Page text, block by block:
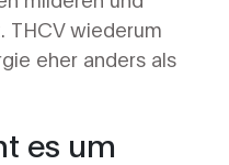
THCV wiederum
eher anders als
es um